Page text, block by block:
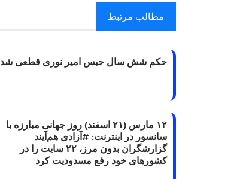
مطالب مرتبط
حکم شش سال حبس امیر نوری قطعی شد
۱۲ مارس (۲۱ اسفند) روز جهانی مبارزه با
سانسور در اینترنت: #آزادی هم‌آیند
گزارشگران‌ بدون مرز، ۲۲ سایت را در
کشورهای خود رفع مسدودیت کرد